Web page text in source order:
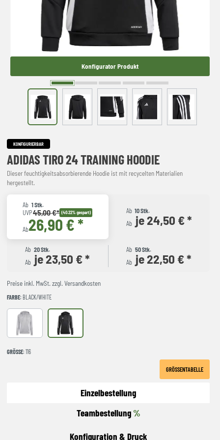
Konfigurator Produkt
KONFIGURIERBAR
ADIDAS TIRO 24 TRAINING HOODIE
Dieser feuchtigkeitsabsorbierende Hoodie ist mit recycelten Materialien
hergestellt.
Ab 1 Stk.
UVP45,00 €* (40.22% gespart)
Ab26,90 € *
Ab 10 Stk.
Ab je 24,50 € *
Ab 20 Stk.
Ab je 23,50 € *
Ab 50 Stk.
Ab je 22,50 € *
Preise inkl. MwSt. zzgl. Versandkosten
FARBE: BLACK/WHITE
TMMDGR/WHITE BLACK/WHITE
GRÖSSE : 116
GRÖSSENTABELLE
Einzelbestellung
Teambestellung %
Konfiguration & Druck